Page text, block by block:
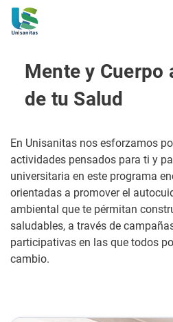
Mente y Cuerpo
de tu Salud
En Unisanitas nos esforzamos
actividades pensados para ti y
universitaria en este programa
orientadas a promover el
ambiental que te pérmitan
saludables, a través de
participativas en las que todos
cambio.